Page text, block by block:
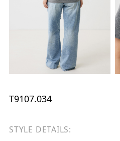
T9107.034
STYLE DETAILS: